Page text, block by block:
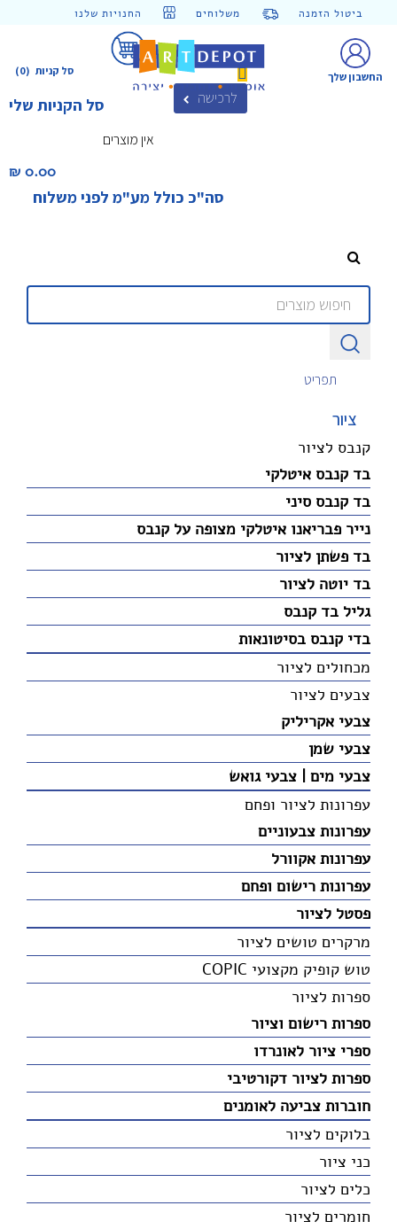
ביטול הזמנה משלוחים החנויות שלנו
(0) סל קניות
סל הקניות שלי לרכישה
אין מוצרים
0.00 ₪‎
סה"כ כולל מע"מ לפני משלוח
החשבון שלך
תפריט
ציור
קנבס לציור
בד קנבס איטלקי
בד קנבס סיני
נייר פבריאנו איטלקי מצופה על קנבס
בד פשתן לציור
בד יוטה לציור
גליל בד קנבס
בדי קנבס בסיטונאות
מכחולים לציור
צבעים לציור
צבעי אקריליק
צבעי שמן
צבעי מים | צבעי גואש
עפרונות לציור ופחם
עפרונות צבעוניים
עפרונות אקוורל
עפרונות רישום ופחם
פסטל לציור
מרקרים טושים לציור
טוש קופיק מקצועי COPIC
ספרות לציור
ספרות רישום וציור
ספרי ציור לאונרדו
ספרות לציור דקורטיבי
חוברות צביעה לאומנים
בלוקים לציור
כני ציור
כלים לציור
חומרים לציור